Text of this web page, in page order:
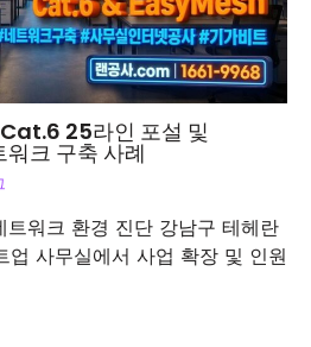
25라인 포설 및
크 구축 사례
트워크 환경 진단 강남구 테헤란
업 사무실에서 사업 확장 및 인원